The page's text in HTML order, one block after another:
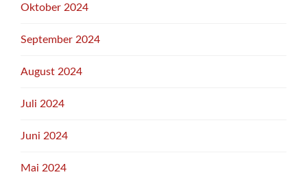
Oktober 2024
September 2024
August 2024
Juli 2024
Juni 2024
Mai 2024